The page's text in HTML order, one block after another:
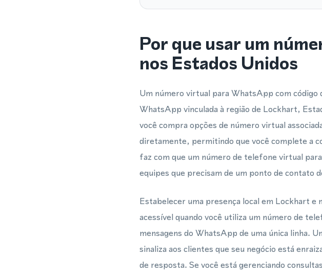
Por que usar um
nos Estados Unidos
Um número virtual para WhatsApp com
WhatsApp vinculada à região de Lockhart,
você compra opções de número virtual
diretamente, permitindo que você complete a
faz com que um número de telefone virtual
equipes que precisam de um ponto de contato
Estabelecer uma presença local em Lockhart e
acessível quando você utiliza um número de
mensagens do WhatsApp de uma única linha.
sinaliza aos clientes que seu negócio está
de resposta. Se você está gerenciando